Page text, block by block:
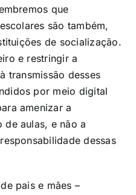
que
são também,
de socialização.
e restringir a
transmissão desses
por meio digital
amenizar a
de aulas, e não a
dessas
pais e mães –